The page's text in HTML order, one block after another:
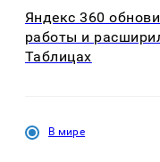
Яндекс 360
работы и
Таблицах
В мире